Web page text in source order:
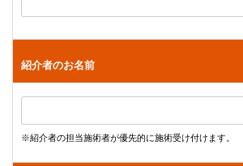
紹介者のお名前
※紹介者の担当施術者が優先的に施術受け付けます。